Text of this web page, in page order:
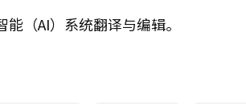
（AI）系统翻译与编辑。